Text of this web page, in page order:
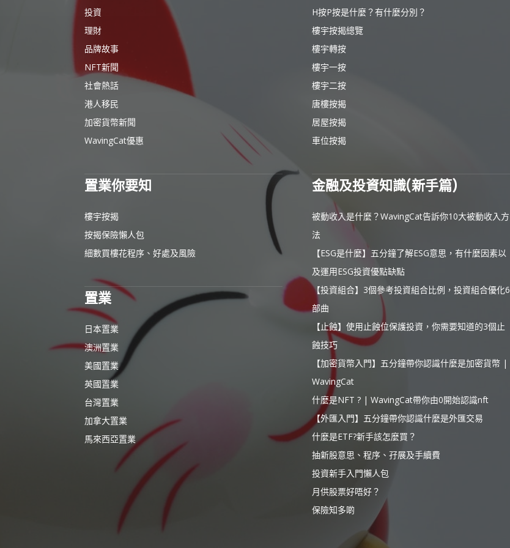
投資
理財
品牌故事
NFT新聞
社會熱話
港人移民
加密貨幣新聞
WavingCat優惠
置業你要知
樓宇按揭
按揭保險懶人包
細數買樓花程序、好處及風險
置業
日本置業
澳洲置業
美國置業
英國置業
台灣置業
加拿大置業
馬來西亞置業
H按P按是什麼？有什麼分別？
樓宇按揭總覽
樓宇轉按
樓宇一按
樓宇二按
唐樓按揭
居屋按揭
車位按揭
金融及投資知識(新手篇)
被動收入是什麼？WavingCat告訴你10大被動收入方
法
【ESG是什麼】五分鐘了解ESG意思，有什麼因素以
及運用ESG投資優點缺點
【投資組合】3個參考投資組合比例，投資組合優化6
部曲
【止蝕】使用止蝕位保護投資，你需要知道的3個止
蝕技巧
【加密貨幣入門】五分鐘帶你認識什麼是加密貨幣 |
WavingCat
什麼是NFT ? | WavingCat帶你由0開始認識nft
【外匯入門】五分鐘帶你認識什麼是外匯交易
什麼是ETF?新手該怎麼買？
抽新股意思、程序、孖展及手續費
投資新手入門懶人包
月供股票好唔好？
保險知多啲